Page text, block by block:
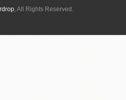
, All Rights Reserved.